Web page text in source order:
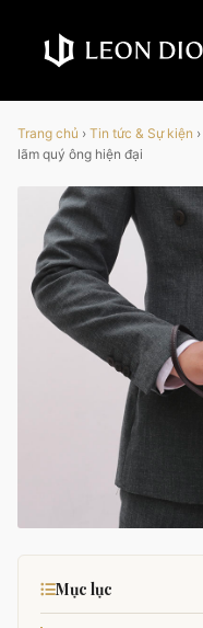
Trang chủ › Tin tức & Sự kiện ›
lãm quý ông hiện đại
Mục lục